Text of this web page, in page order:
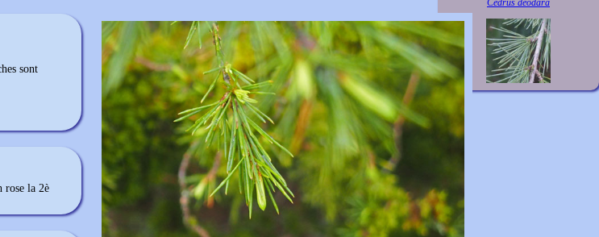
Cedrus deodara
sont
rose la 2è